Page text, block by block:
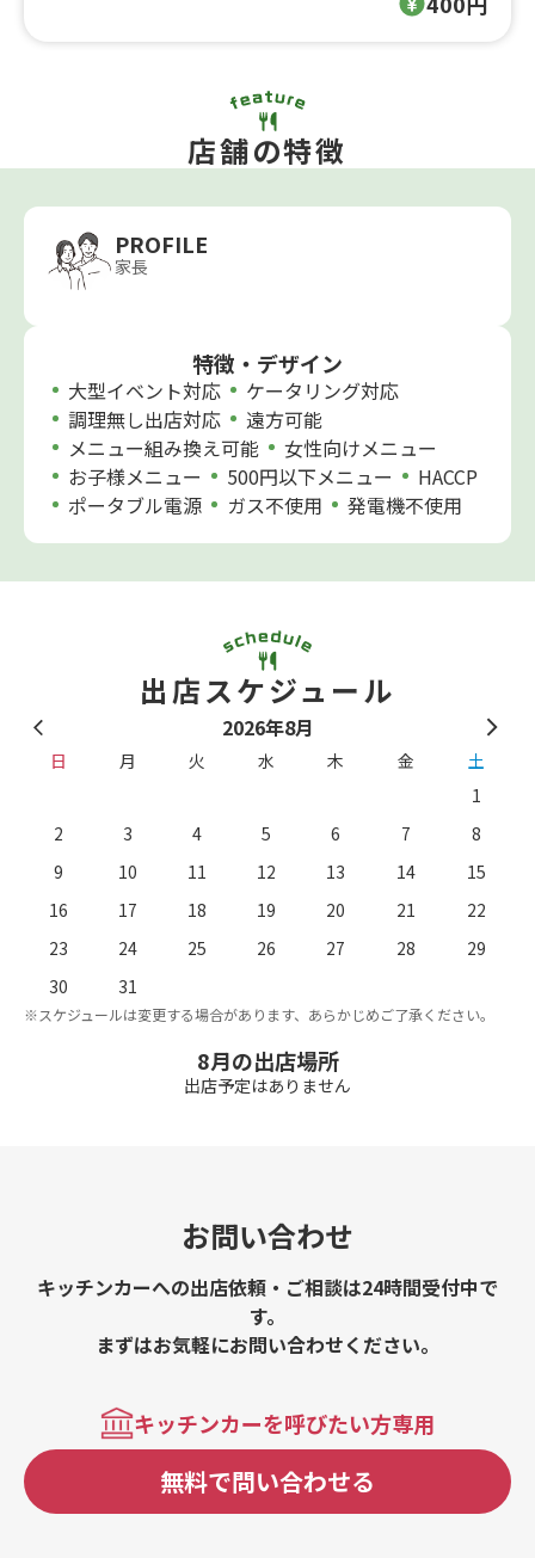
店舗の特徴
PROFILE
家長
特徴・デザイン
大型イベント対応
ケータリング対応
調理無し出店対応
遠方可能
メニュー組み換え可能
女性向けメニュー
お子様メニュー
500円以下メニュー
HACCP
ポータブル電源
ガス不使用 発電機不使用
出店スケジュール
2026年8月
日 月 火 水 木 金
土
1
2
3 4 5 6 7
8
9
10 11 12 13 14
15
16
17 18 19 20 21
22
23
24 25 26 27 28
29
30
31
※スケジュールは変更する場合があります、あらかじめご了承ください。
8月の出店場所
出店予定はありません
お問い合わせ
キッチンカーへの出店依頼・ご相談は24時間受付中で
す。
まずはお気軽にお問い合わせください。
キッチンカーを呼びたい方専用
無料で問い合わせる